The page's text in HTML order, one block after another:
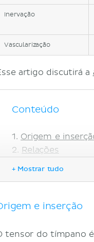
Inervação
Vascularização
artigo discutirá a
Conteúdo
Origem e
Relações
Referências
+ Mostrar tudo
e inserção
tensor do tímpano